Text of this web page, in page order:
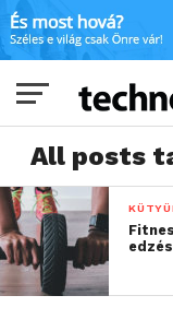
All posts